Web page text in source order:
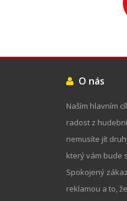
O nás
Naším hlavním
radost z
nemusíte jít
který vám bude
Spokojený
reklamou a to,